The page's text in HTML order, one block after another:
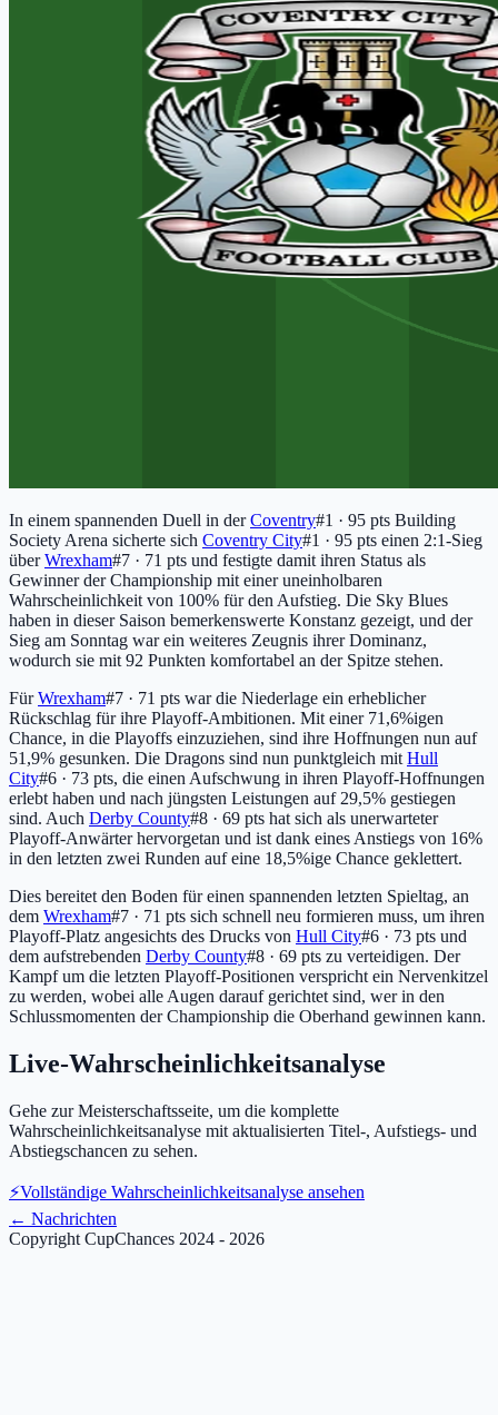
In einem spannenden Duell in derCoventry#1 · 95 pts Building
Society Arena sicherte sich Coventry City#1 · 95 pts einen 2:1-Sieg
überWrexham#7 · 71 pts und festigte damit ihren Status als
Gewinner der Championship mit einer uneinholbaren
Wahrscheinlichkeit von 100% für den Aufstieg. Die Sky Blues
haben in dieser Saison bemerkenswerte Konstanz gezeigt, und der
Sieg am Sonntag war ein weiteres Zeugnis ihrer Dominanz,
wodurch sie mit 92 Punkten komfortabel an der Spitze stehen.
FürWrexham#7 · 71 pts war die Niederlage ein erheblicher
Rückschlag für ihre Playoff-Ambitionen. Mit einer 71,6%igen
Chance, in die Playoffs einzuziehen, sind ihre Hoffnungen nun auf
51,9% gesunken. Die Dragons sind nun punktgleich mit Hull
City#6 · 73 pts, die einen Aufschwung in ihren Playoff-Hoffnungen
erlebt haben und nach jüngsten Leistungen auf 29,5% gestiegen
sind. Auch Derby County#8 · 69 pts hat sich als unerwarteter
Playoff-Anwärter hervorgetan und ist dank eines Anstiegs von 16%
in den letzten zwei Runden auf eine 18,5%ige Chance geklettert.
Dies bereitet den Boden für einen spannenden letzten Spieltag, an
dem Wrexham#7 · 71 pts sich schnell neu formieren muss, um ihren
Playoff-Platz angesichts des Drucks von Hull City#6 · 73 pts und
dem aufstrebenden Derby County#8 · 69 pts zu verteidigen. Der
Kampf um die letzten Playoff-Positionen verspricht ein Nervenkitzel
zu werden, wobei alle Augen darauf gerichtet sind, wer in den
Schlussmomenten der Championship die Oberhand gewinnen kann.
Live-Wahrscheinlichkeitsanalyse
Gehe zur Meisterschaftsseite, um die komplette
Wahrscheinlichkeitsanalyse mit aktualisierten Titel-, Aufstiegs- und
Abstiegschancen zu sehen.
⚡Vollständige Wahrscheinlichkeitsanalyse ansehen
← Nachrichten
Copyright CupChances 2024 - 2026